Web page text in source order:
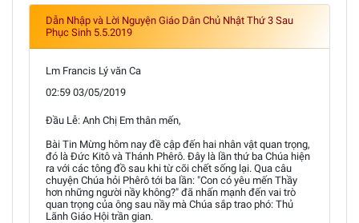
Dẫn Nhập và Lời Nguyện Giáo Dân Chủ Nhật Thứ 3 Sau
Phục Sinh 5.5.2019
Lm Francis Lý văn Ca
02:59 03/05/2019
Đầu Lễ: Anh Chị Em thân mến,
Bài Tin Mừng hôm nay đề cập đến hai nhân vật quan trọng,
đó là Đức Kitô và Thánh Phêrô. Đây là lần thứ ba Chúa hiện
ra với các tông đồ sau khi từ cõi chết sống lại. Qua câu
chuyện Chúa hỏi Phêrô tới ba lần: "Con có yêu mến Thầy
hơn những người nầy không?" đã nhấn mạnh đến vai trò
quan trọng của ông sau nầy mà Chúa sắp trao phó: Thủ
Lãnh Giáo Hội trần gian.